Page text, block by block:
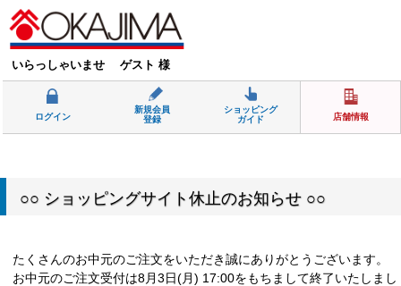
いらっしゃいませ ゲスト 様
ログイン
新規会員
登録
ショッピング
ガイド
店舗情報
○○ ショッピングサイト休止のお知らせ ○○
たくさんのお中元のご注文をいただき誠にありがとうございます。
お中元のご注文受付は8月3日(月) 17:00をもちまして終了いたしまし